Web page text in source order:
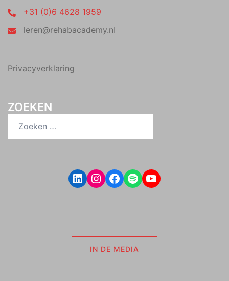
+31 (0)6 4628 1959
leren@rehabacademy.nl
Privacyverklaring
ZOEKEN
naar:
LinkedIn
Instagram
Facebook
SpotifyYouTube
IN DE MEDIA